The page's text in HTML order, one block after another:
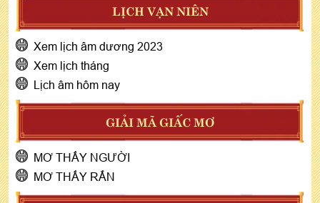
LỊCH VẠN NIÊN
Xem lịch âm dương 2023
Xem lịch tháng
Lịch âm hôm nay
GIẢI MÃ GIẤC MƠ
MƠ THẤY NGƯỜI
MƠ THẤY RẮN